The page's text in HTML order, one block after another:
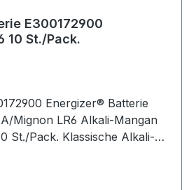
E300172900
10 St./Pack.
Energizer® Batterie
Mignon LR6 Alkali-Mangan
St./Pack. Klassische Alkali-